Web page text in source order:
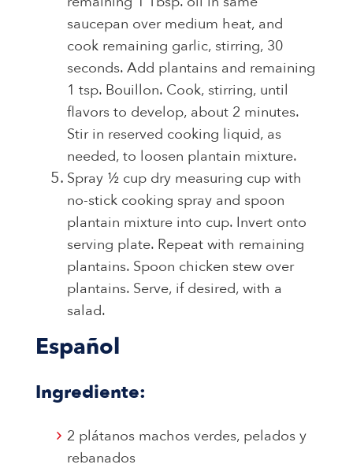
saucepan over medium heat, and
cook remaining garlic, stirring, 30
seconds. Add plantains and remaining
1 tsp. Bouillon. Cook, stirring, until
flavors to develop, about 2 minutes.
Stir in reserved cooking liquid, as
needed, to loosen plantain mixture.
Spray ½ cup dry measuring cup with
no-stick cooking spray and spoon
plantain mixture into cup. Invert onto
serving plate. Repeat with remaining
plantains. Spoon chicken stew over
plantains. Serve, if desired, with a
salad.
Español
Ingrediente:
2 plátanos machos verdes, pelados y
rebanados